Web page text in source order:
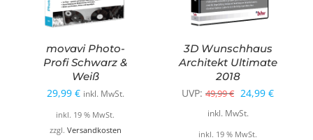
movavi Photo-
Profi Schwarz &
Weiß
29,99 € inkl. MwSt.
inkl. 19 % MwSt.
zzgl. Versandkosten
3D Wunschhaus
Architekt Ultimate
2018
UVP: 49,99€ Ursprünglicher
Preis
war:
24,99 €
inkl. MwSt.
inkl. 19 % MwSt.